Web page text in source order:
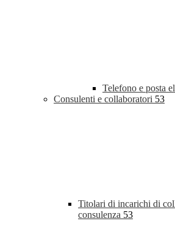
Telefono e posta
Consulenti e collaboratori 53
Titolari di incarichi di
consulenza 53